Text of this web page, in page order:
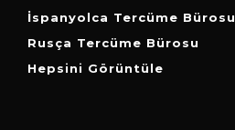
İspanyolca Tercüme Bürosu
Rusça Tercüme Bürosu
Hepsini Görüntüle